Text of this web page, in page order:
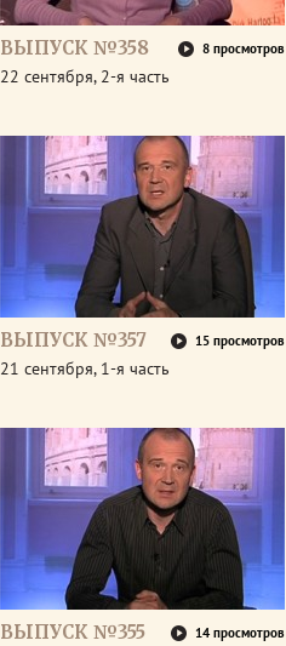
ВЫПУСК №358 8 просмотров
22 сентября, 2-я часть
ВЫПУСК №357 15 просмотров
21 сентября, 1-я часть
ВЫПУСК №355 14 просмотров